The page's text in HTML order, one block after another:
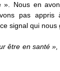
Nous en
pas appris
signal qui nous
être en santé »,